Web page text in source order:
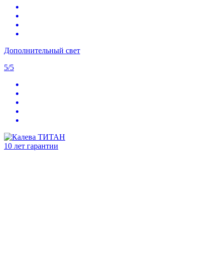
Дополнительный свет
5/5
10 лет гарантии